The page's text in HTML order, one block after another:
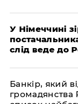
​У Німеччині
слід веде до
​Банкір, який